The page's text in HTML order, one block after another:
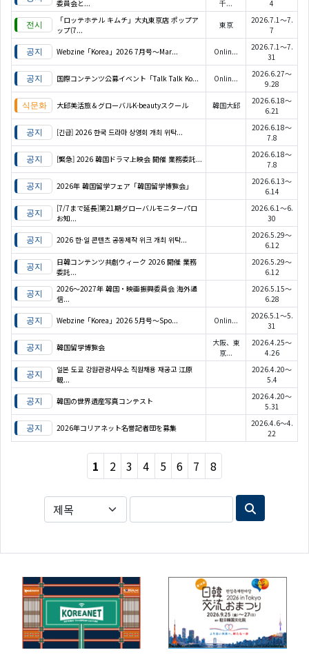
委員会と...
千...
4
「ロッテホテル キムチ」大丸東京店 ポップア
ップ(7...
東京
2026.7.1～7.
7
Webzine「Korea」2026 7月号～Mar... Onlin...
2026.7.1～7.
31
国際コンテンツ公募イベント「Talk Talk Ko... Onlin...
2026.6.27～
9.28
大邱美活旅＆グローバルK-beautyスクール 韓国大邱
2026.6.18～
6.21
[긴급] 2026 한국 드라마 상영회 개최 위탁...
2026.6.18～
7.8
[緊急] 2026 韓国ドラマ上映会 開催 業務委託...
2026.6.18～
7.8
2026年 韓国留学フェア「韓国留学博覧会」
2026.6.13～
6.14
[7/7まで延長]第21期グローバルモニターパロ
お知...
2026.6.1～6.
30
2026 한·일 콘텐츠 공동제작 위크 개최 위탁...
2026.5.29～
6.12
日韓コンテンツ共創ウィーク 2026 開催 業務
委託...
2026.5.29～
6.12
2026〜2027年 韓国・映画振興委員会 海外通
信...
2026.5.15～
6.28
Webzine「Korea」2026 5月号～Spo... Onlin...
2026.5.1～5.
31
韓国留学博覧会
大阪、東
京...
2026.4.25～
4.26
일본 도쿄 강원관광사무소 직원채용 재공고 江原
観...
2026.4.20～
5.4
韓国の世界遺産写真コンテスト
2026.4.20～
5.31
2026年コリアネット名誉記者団を募集
2026.4.6～4.
22
1 2 3 4 5 6 7 8